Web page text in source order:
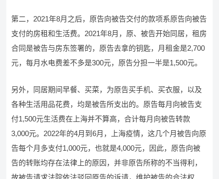
第二，2021年8月之后，原告向被告交付的款项系原告向被告
支付的房租和生活费。2021年8月，原、被告开始同居，租房
合同是被告与房东签署的，原告去拿的钥匙，月租金是2,700
元，每月水电费差不多是300元，原告分担一半是1,500元。
另外，同居期间早餐、买菜，为原告买手机、买衣服，以及
各种生活用品花费，均是被告所支出的。原告每月向被告支
付1,500元生活费在上海并不算高，合计每月向被告转款
3,000元。2022年的4月到6月，上海疫情，这几个月被告向原
告每个月多支付1,000元，也就是4,000元，因此，原告向被
告的转账均存在法律上的原因，并非原告所称的不当得利，
故被告请求法院依法驳回原告的诉请，维护被告的合法权